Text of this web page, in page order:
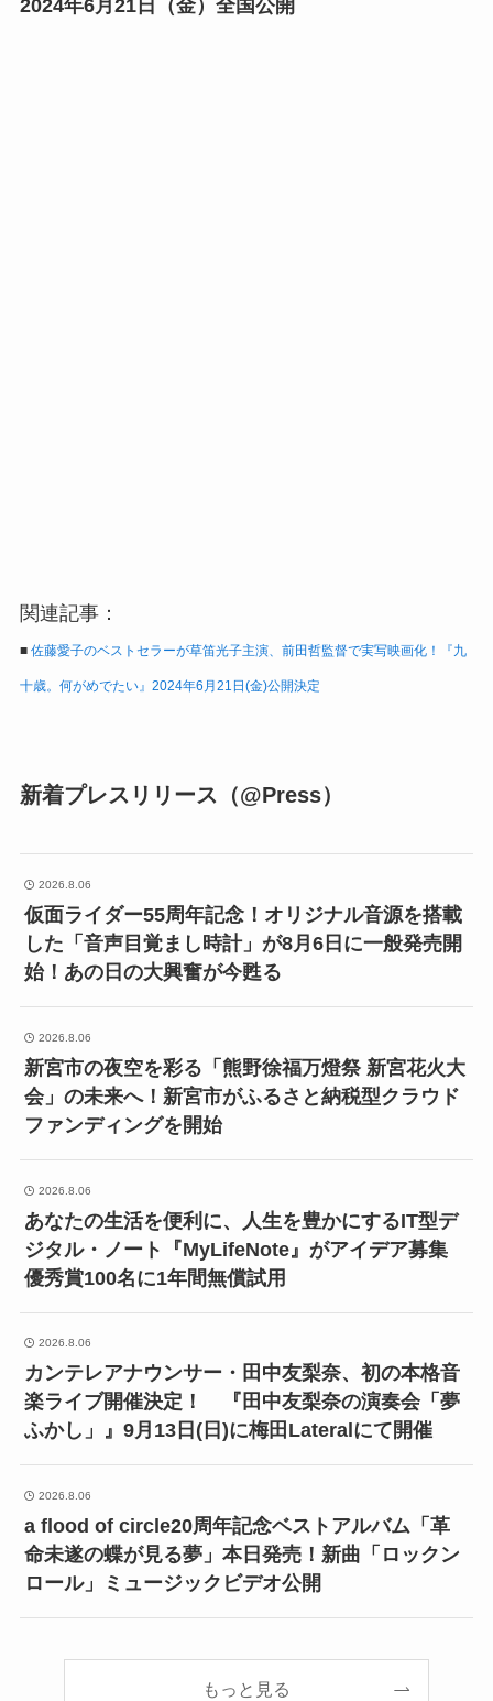
2024年6月21日（金）全国公開
関連記事：
■ 佐藤愛子のベストセラーが草笛光子主演、前田哲監督で実写映画化！『九
十歳。何がめでたい』2024年6月21日(金)公開決定
新着プレスリリース（@Press）
2026.8.06
仮面ライダー55周年記念！オリジナル音源を搭載
した「音声目覚まし時計」が8月6日に一般発売開
始！あの日の大興奮が今甦る
2026.8.06
新宮市の夜空を彩る「熊野徐福万燈祭 新宮花火大
会」の未来へ！新宮市がふるさと納税型クラウド
ファンディングを開始
2026.8.06
あなたの生活を便利に、人生を豊かにするIT型デ
ジタル・ノート『MyLifeNote』がアイデア募集
優秀賞100名に1年間無償試用
2026.8.06
カンテレアナウンサー・田中友梨奈、初の本格音
楽ライブ開催決定！ 『田中友梨奈の演奏会「夢
ふかし」』9月13日(日)に梅田Lateralにて開催
2026.8.06
a flood of circle20周年記念ベストアルバム「革
命未遂の蝶が見る夢」本日発売！新曲「ロックン
ロール」ミュージックビデオ公開
もっと見る